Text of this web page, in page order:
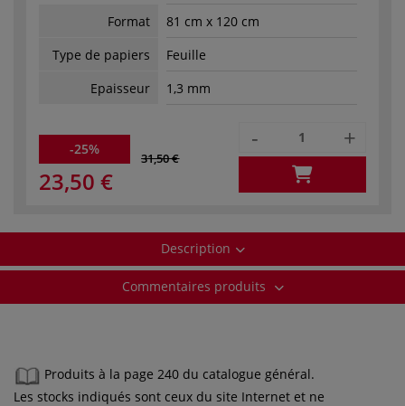
Format
81 cm x 120 cm
Type de papiers
Feuille
Epaisseur
1,3 mm
-25%
31,50 €
23,50 €
- +
Description
Commentaires produits
Produits à la page 240 du catalogue général.
Les stocks indiqués sont ceux du site Internet et ne